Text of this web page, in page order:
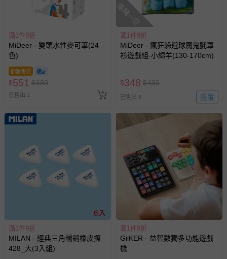
滿1件9折
MiDeer - 雙頭水性麥可筆(24
色)
即將售完
$551 $680
已售出 2
搶購一空
滿1件9折
MiDeer - 瘋狂躲避球魔鬼氈罩
衫遊戲組-小綿羊(130-170cm)
$348 $430
已售出 8 追蹤
滿1件9折
MILAN - 經典三角暢銷橡皮擦
428_大(3入組)
滿1件9折
GiiKER - 益智數獨多功能遊戲
機